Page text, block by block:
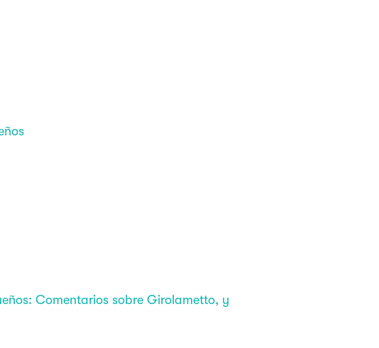
Comentarios sobre Girolametto, y